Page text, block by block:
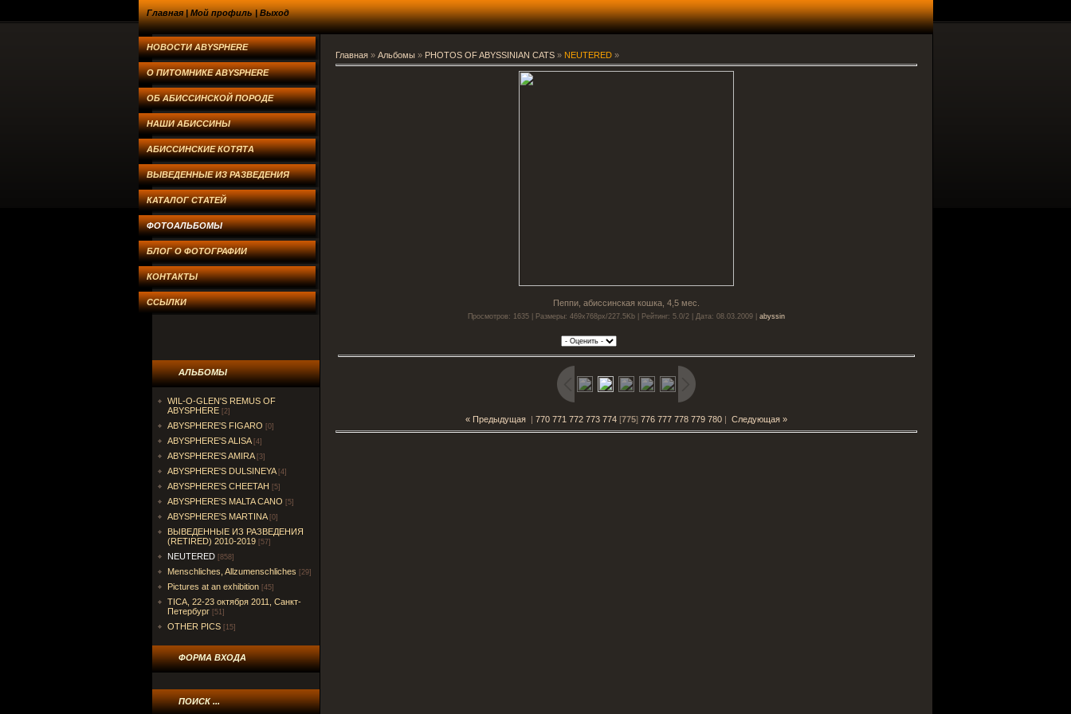
Главная|Мой профиль|Выход
НОВОСТИ ABYSPHERE
О ПИТОМНИКЕ ABYSPHERE
ОБ АБИССИНСКОЙ ПОРОДЕ
НАШИ АБИССИНЫ
АБИССИНСКИЕ КОТЯТА
ВЫВЕДЕННЫЕ ИЗ РАЗВЕДЕНИЯ
КАТАЛОГ СТАТЕЙ
ФОТОАЛЬБОМЫ
БЛОГ О ФОТОГРАФИИ
КОНТАКТЫ
ССЫЛКИ
АЛЬБОМЫ
WIL-O-GLEN'S REMUS OF
ABYSPHERE [2]
ABYSPHERE'S FIGARO [0]
ABYSPHERE'S ALISA [4]
ABYSPHERE'S AMIRA [3]
ABYSPHERE'S DULSINEYA [4]
ABYSPHERE'S CHEETAH [5]
ABYSPHERE'S MALTA CANO [5]
ABYSPHERE'S MARTINA [0]
ВЫВЕДЕННЫЕ ИЗ РАЗВЕДЕНИЯ
(RETIRED) 2010-2019 [57]
NEUTERED [858]
Menschliches, Allzumenschliches [29]
Pictures at an exhibition [45]
TICA, 22-23 октября 2011, Санкт-
Петербург [51]
OTHER PICS [15]
ФОРМА ВХОДА
ПОИСК ...
Главная» Альбомы» PHOTOS OF ABYSSINIAN CATS» NEUTERED»
Пеппи, абиссинская кошка, 4,5 мес.
Просмотров: 1635 | Размеры: 469x768px/227.5Kb | Рейтинг: 5.0/2 | Дата: 08.03.2009 | abyssin
« Предыдущая| 770 771 772 773 774[775] 776 777 778 779 780| Следующая »